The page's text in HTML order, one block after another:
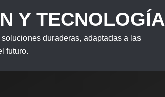
Y TECNOLOGÍA
duraderas, adaptadas a las
futuro.